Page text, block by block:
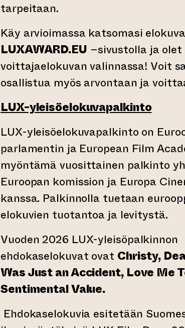
tarpeitaan.
Käy arvioimassa katsomasi elokuva
LUXAWARD.EU –sivustolla ja
voittajaelokuvan valinnassa! Voit
osallistua myös arvontaan ja
LUX-yleisöelokuvapalkinto
LUX-yleisöelokuvapalkinto on
parlamentin ja European Film
myöntämä vuosittainen palkinto
Euroopan komission ja Europa
kanssa. Palkinnolla tuetaan
elokuvien tuotantoa ja levitystä.
Vuoden 2026 LUX-yleisöpalkinnon
ehdokaselokuvat ovat Christy,
Was Just an Accident, Love Me
Sentimental Value.
Ehdokaselokuvia esitetään